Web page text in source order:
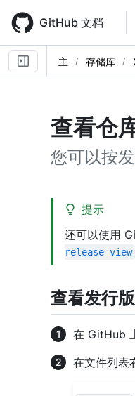
main
content
GitHub 文档
主 存储库
查看仓
您可以按
提示
还可以使用
release view
查看发行版
在 GitHub
在文件列表